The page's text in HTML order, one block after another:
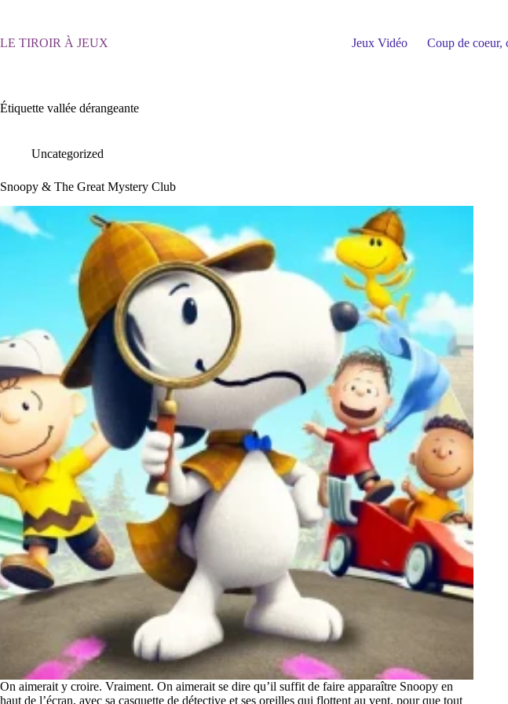
LE TIROIR À JEUX Jeux Vidéo Coup de coeur,
Étiquette vallée dérangeante
Uncategorized
Snoopy & The Great Mystery Club
On aimerait y croire. Vraiment. On aimerait se dire qu’il suffit de faire apparaître Snoopy en
haut de l’écran, avec sa casquette de détective et ses oreilles qui flottent au vent, pour que tout